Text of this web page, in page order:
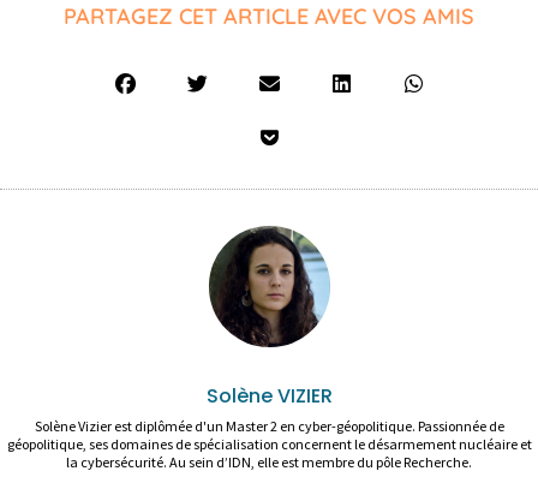
PARTAGEZ CET ARTICLE AVEC VOS AMIS
Solène VIZIER
Solène Vizier est diplômée d'un Master 2 en cyber-géopolitique. Passionnée de
géopolitique, ses domaines de spécialisation concernent le désarmement nucléaire et
la cybersécurité. Au sein d’IDN, elle est membre du pôle Recherche.